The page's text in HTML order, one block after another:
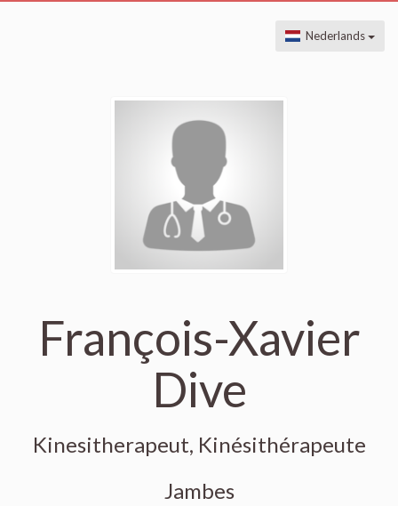
Nederlands
François-Xavier
Dive
Kinesitherapeut, Kinésithérapeute
Jambes